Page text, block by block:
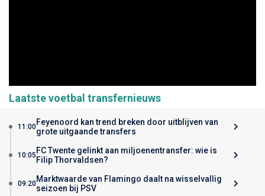
Laatste voetbal transfernieuws
11:00Feyenoord kan trend breken door uitblijven van
grote uitgaande transfers
10:05 FC Twente gelinkt aan miljoenentransfer: wie is
Filip Thorvaldsen?
09:20Marktwaarde van Flamingo daalt na wisselvallig
seizoen bij PSV